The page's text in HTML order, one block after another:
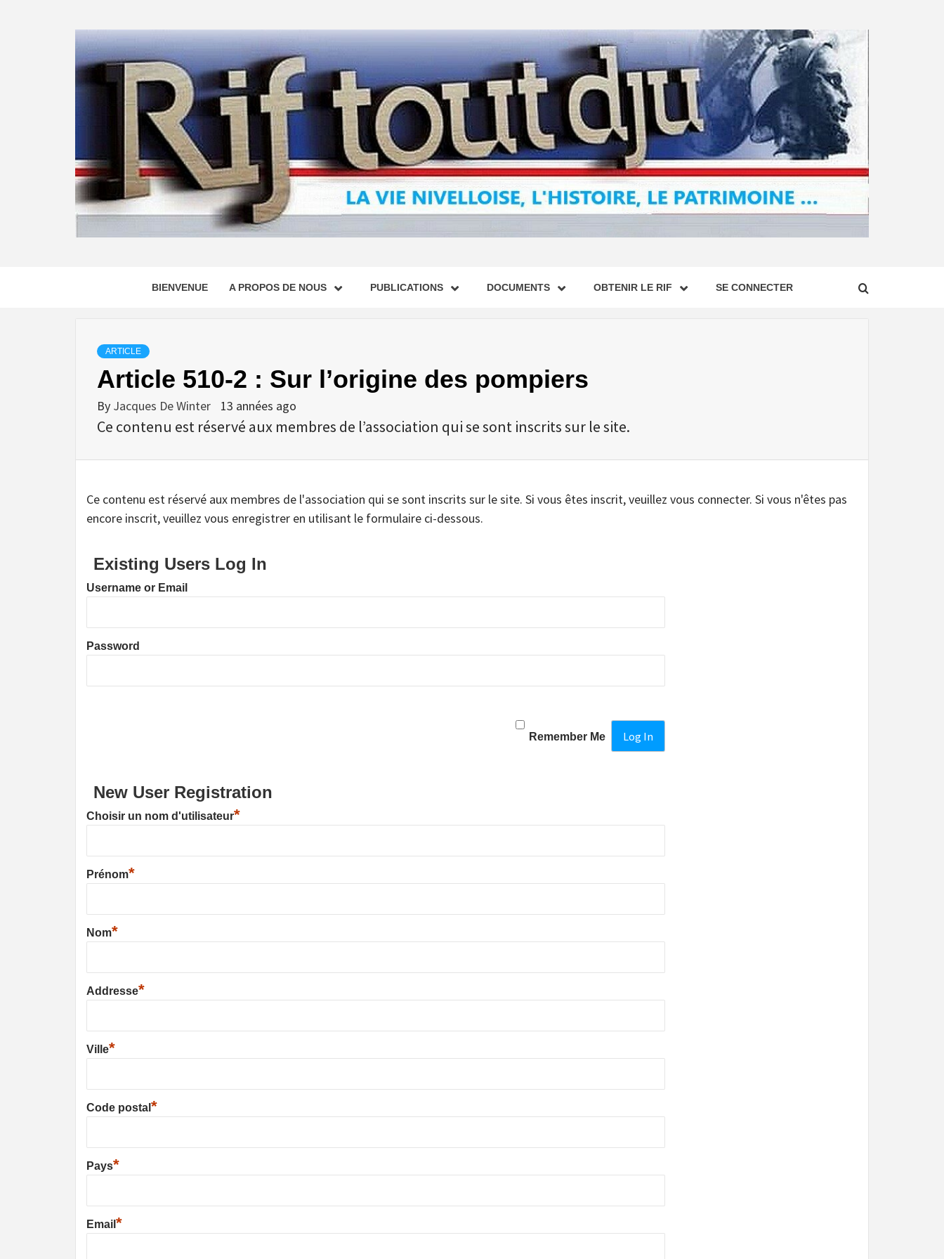
BIENVENUE A PROPOS DE NOUS PUBLICATIONS DOCUMENTS OBTENIR LE RIF SE CONNECTER
ARTICLE
Article 510-2 : Sur l’origine des pompiers
By Jacques De Winter 13 années ago
Ce contenu est réservé aux membres de l’association qui se sont inscrits sur le site.
Ce contenu est réservé aux membres de l'association qui se sont inscrits sur le site. Si vous êtes inscrit, veuillez vous connecter. Si vous n'êtes pas
encore inscrit, veuillez vous enregistrer en utilisant le formulaire ci-dessous.
Existing Users Log In
Username or Email
Password
Remember Me
New User Registration
Choisir un nom d'utilisateur*
Prénom*
Nom*
Addresse*
Ville*
Code postal *
Pays*
Email *